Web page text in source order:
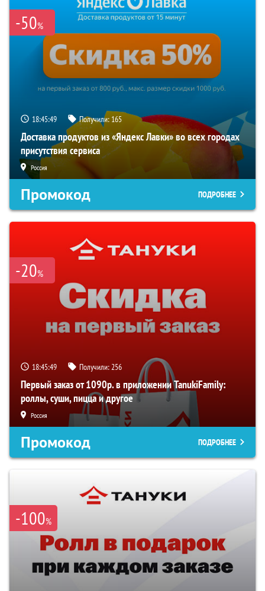
-50%
18:45:49 Получили: 165
Доставка продуктов из «Яндекс Лавки» во всех городах
присутствия сервиса
Россия
Промокод ПОДРОБНЕЕ
-20%
18:45:49 Получили:256
Первый заказ от 1090р. в приложении TanukiFamily:
роллы, суши, пицца и другое
Россия
Промокод ПОДРОБНЕЕ
-100%